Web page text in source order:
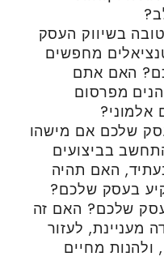
בשיווק העסק
מחפשים
האם אתם
מפרסום
אלמוני?
שלכם אם מישהו
בביצועים
האם תהיה
בעסק שלכם?
שלכם? האם זה
מעניינת, לעזור
מחיים